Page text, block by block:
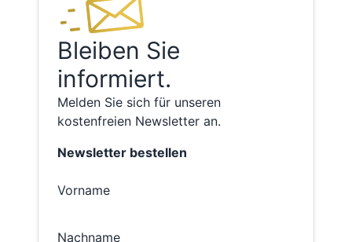
Bleiben Sie
informiert.
Melden Sie sich für unseren
kostenfreien Newsletter an.